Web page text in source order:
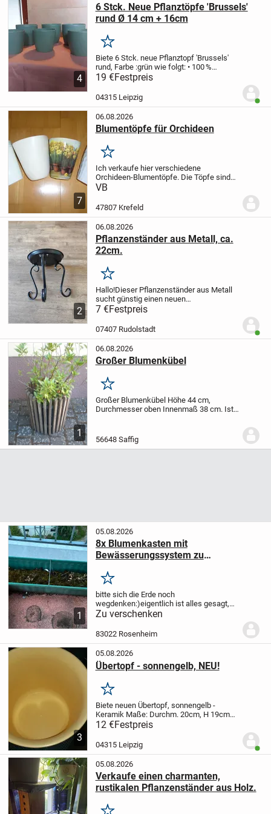
4
6 Stck. Neue Pflanztöpfe 'Brussels'
rund Ø 14 cm + 16cm
Merken
Biete 6 Stck. neue Pflanztopf 'Brussels'
rund, Farbe :grün wie folgt:• 100 %
recycelt, mit Windenergie hergestellt,
vollständig recycelbar
Innentopf passt direkt in den
Blumentopf
...
19 €Festpreis
04315 Leipzig
7
06.08.2026
Blumentöpfe für Orchideen
Merken
Ich verkaufe hier verschiedene
Orchideen-Blumentöpfe. Die Töpfe sind
ca.12cm hoch und haben einen
GEGEN GEBOT
VB
47807 Krefeld
2
06.08.2026
Pflanzenständer aus Metall, ca.
22cm.
Merken
Hallo!Dieser Pflanzenständer aus Metall
sucht günstig einen neuen
Besitzer/Besitzerin.
Höhe: ca. 22cm.
21cm.Farbe: schwarz
7 €Festpreis
07407 Rudolstadt
1
06.08.2026
Großer Blumenkübel
Merken
Großer Blumenkübel Höhe 44 cm,
Durchmesser oben Innenmaß 38 cm. Ist
EU.
56648 Saffig
1
05.08.2026
8x Blumenkasten mit
Bewässerungssystem zu
Merken
bitte sich die Erde noch
wegdenken:)eigentlich ist alles gesagt,
aber ich muss 100 Zeichen schreiben
Zu verschenken
83022 Rosenheim
3
05.08.2026
Übertopf - sonnengelb, NEU!
Merken
Biete neuen Übertopf, sonnengelb -
Keramik Maße: Durchm. 20cm, H 19cm
Porto trägt der Käufer, gern Abholung!
12 €Festpreis
04315 Leipzig
05.08.2026
Verkaufe einen charmanten,
rustikalen Pflanzenständer aus Holz.